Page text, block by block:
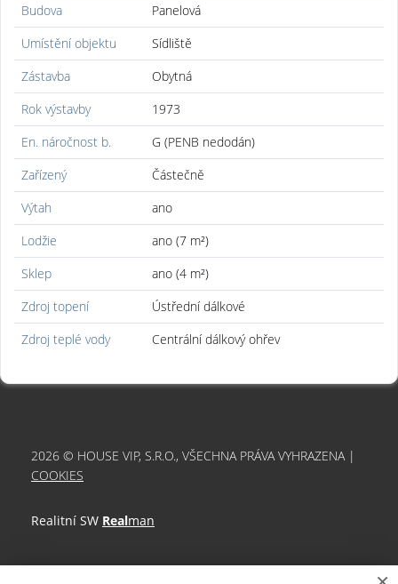
Budova
Panelová
Umístění objektu
Sídliště
Zástavba
Obytná
Rok výstavby
1973
En. náročnost b.
G (PENB nedodán)
Zařízený
Částečně
Výtah
ano
Lodžie
ano (7 m²)
Sklep
ano (4 m²)
Zdroj topení
Ústřední dálkové
Zdroj teplé vody
Centrální dálkový ohřev
2026 © HOUSE VIP, S.R.O., VŠECHNA PRÁVA VYHRAZENA |
COOKIES
Realitní SW Realman